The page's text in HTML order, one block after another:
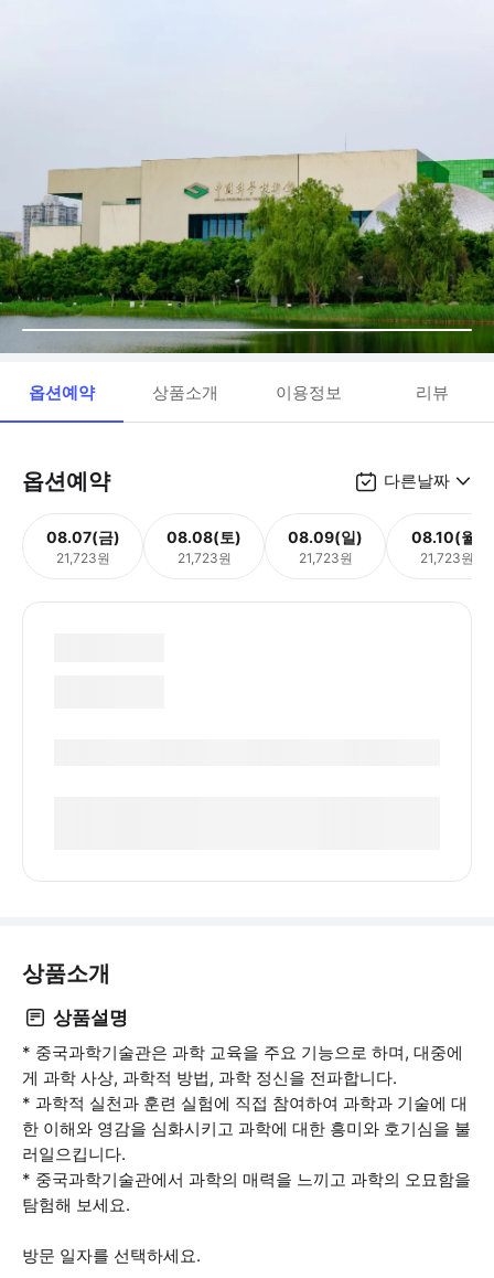
옵션예약 상품소개 이용정보 리뷰
옵션예약 다른날짜
08.07(금)
21,723원
08.08(토)
21,723원
08.09(일)
21,723원
08.10(월)
21,723원
상품소개
상품설명
* 중국과학기술관은 과학 교육을 주요 기능으로 하며, 대중에
게 과학 사상, 과학적 방법, 과학 정신을 전파합니다.
* 과학적 실천과 훈련 실험에 직접 참여하여 과학과 기술에 대
한 이해와 영감을 심화시키고 과학에 대한 흥미와 호기심을 불
러일으킵니다.
* 중국과학기술관에서 과학의 매력을 느끼고 과학의 오묘함을
탐험해 보세요.
방문 일자를 선택하세요.